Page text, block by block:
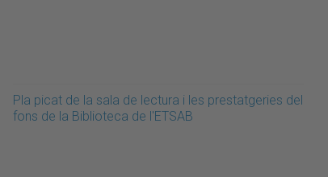
Pla picat de la sala de lectura i les prestatgeries del
fons de la Biblioteca de l'ETSAB